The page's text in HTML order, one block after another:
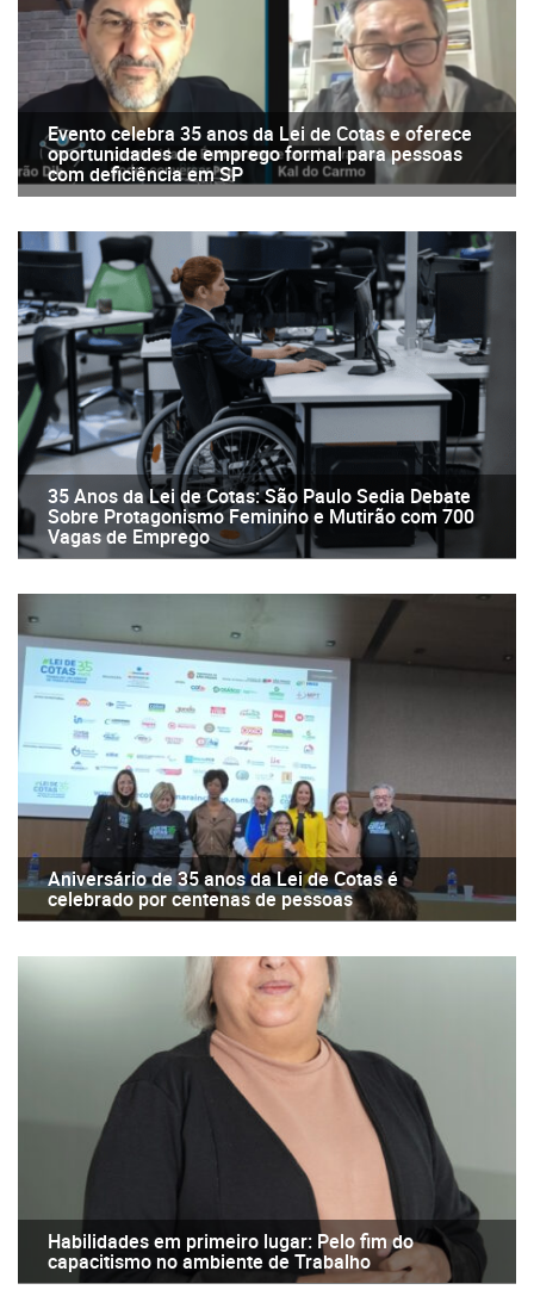
Evento celebra 35 anos da Lei de Cotas e oferece
oportunidades de emprego formal para pessoas
com deficiência em SP
35 Anos da Lei de Cotas: São Paulo Sedia Debate
Sobre Protagonismo Feminino e Mutirão com 700
Vagas de Emprego
Aniversário de 35 anos da Lei de Cotas é
celebrado por centenas de pessoas
Habilidades em primeiro lugar: Pelo fim do
capacitismo no ambiente de Trabalho